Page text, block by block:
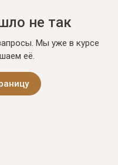
не так
Мы уже в курсе
её.